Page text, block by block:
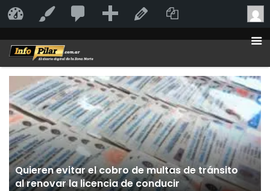
Quieren evitar el cobro de multas de tránsito
al renovar la licencia de conducir
InfoPilar Personalizar
moderación
Añadir Duplicate